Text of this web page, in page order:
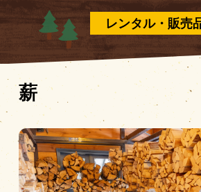
泊まる
楽しむ
ご予約の前に
レンタル・販売
薪